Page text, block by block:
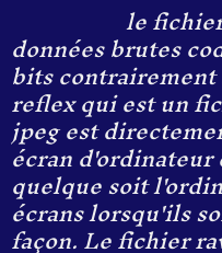
le fichier
données brutes
bits
reflex qui est un
jpeg est
écran
quelque soit
écrans lorsqu'ils
façon. Le fichier